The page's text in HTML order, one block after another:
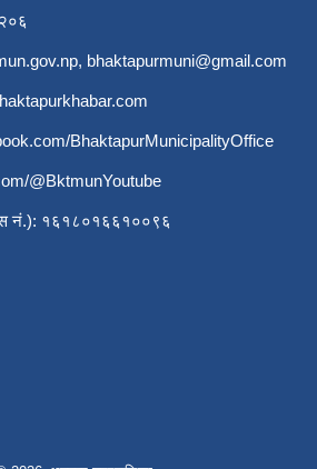
, bhaktapurmuni@gmail.com
BhaktapurMunicipalityOffice
@BktmunYoutube
नं.): १६१८०१६६१००९६